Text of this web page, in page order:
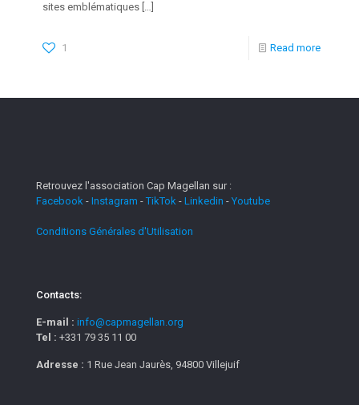
sites emblématiques […]
1 Read more
Retrouvez l'association Cap Magellan sur :
Facebook - Instagram -TikTok - Linkedin - Youtube
Conditions Générales d'Utilisation
Contacts:
E-mail : info@capmagellan.org
Tel : +331 79 35 11 00
Adresse : 1 Rue Jean Jaurès, 94800 Villejuif